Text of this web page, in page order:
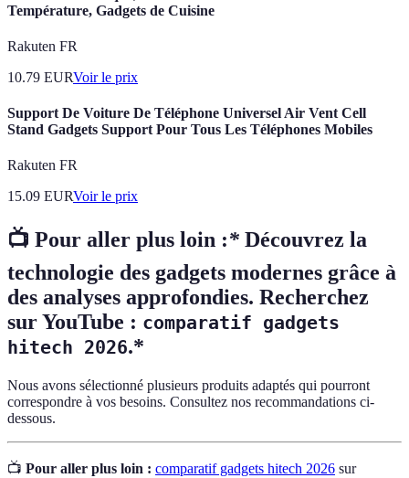
Température, Gadgets de Cuisine
Rakuten FR
10.79 EURVoir le prix
Support De Voiture De Téléphone Universel Air Vent Cell
Stand Gadgets Support Pour Tous Les Téléphones Mobiles
Rakuten FR
15.09 EURVoir le prix
📺 Pour aller plus loin :* Découvrez la
technologie des gadgets modernes grâce à
des analyses approfondies. Recherchez
sur YouTube : comparatif gadgets
hitech 2026.*
Nous avons sélectionné plusieurs produits adaptés qui pourront
correspondre à vos besoins. Consultez nos recommandations ci-
dessous.
📺 Pour aller plus loin : comparatif gadgets hitech 2026 sur